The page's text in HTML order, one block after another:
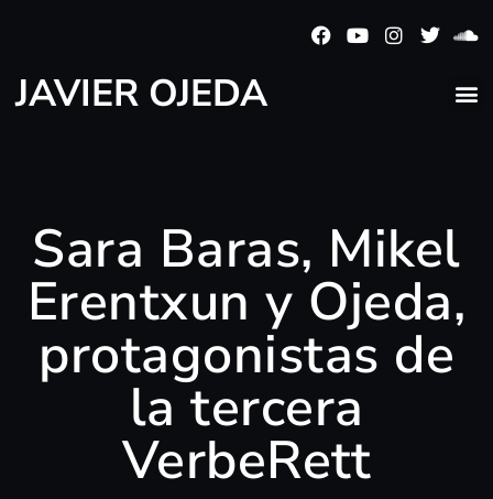
JAVIER OJEDA
Sara Baras, Mikel
Erentxun y Ojeda,
protagonistas de
la tercera
VerbeRett